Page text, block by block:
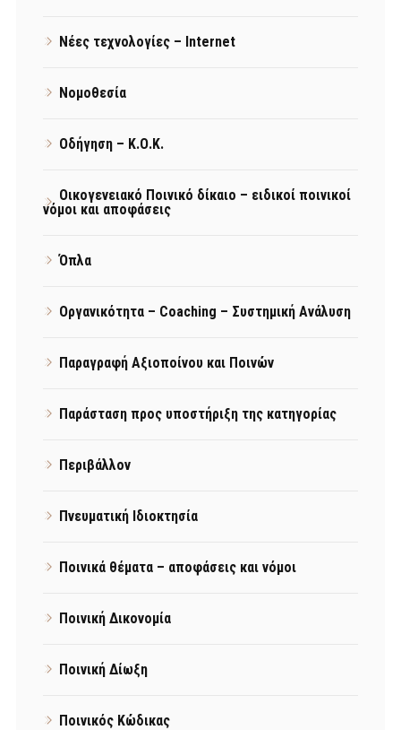
Νέες τεχνολογίες – Internet
Νομοθεσία
Οδήγηση – Κ.Ο.Κ.
Οικογενειακό Ποινικό δίκαιο – ειδικοί ποινικοί
νόμοι και αποφάσεις
Όπλα
Οργανικότητα – Coaching – Συστημική Ανάλυση
Παραγραφή Αξιοποίνου και Ποινών
Παράσταση προς υποστήριξη της κατηγορίας
Περιβάλλον
Πνευματική Ιδιοκτησία
Ποινικά θέματα – αποφάσεις και νόμοι
Ποινική Δικονομία
Ποινική Δίωξη
Ποινικός Κώδικας